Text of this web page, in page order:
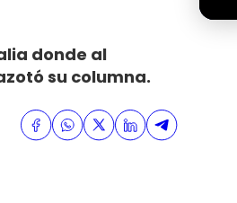
donde al
su columna.